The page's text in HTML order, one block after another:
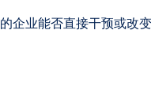
企业能否直接干预或改